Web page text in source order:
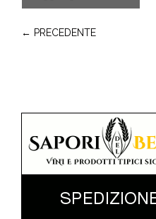
← PRECEDENTE